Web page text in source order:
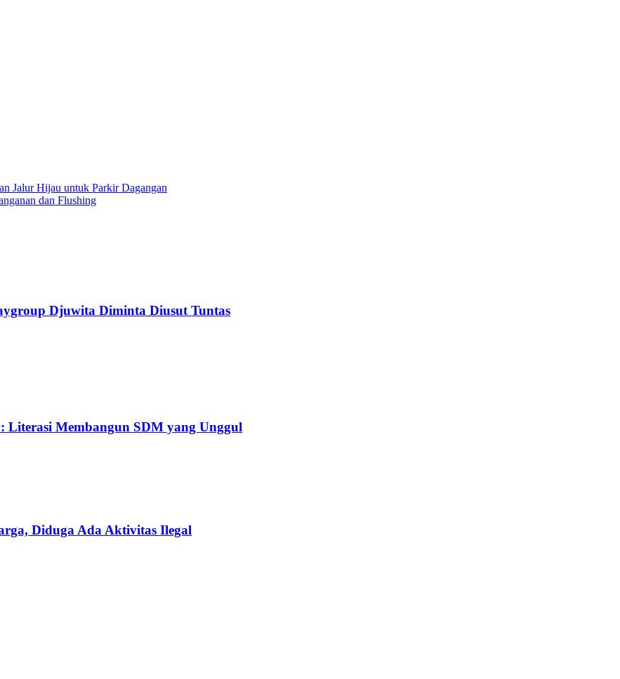
Jalur Hijau untuk Parkir Dagangan
dan Flushing
Djuwita Diminta Diusut Tuntas
Literasi Membangun SDM yang Unggul
Diduga Ada Aktivitas Ilegal